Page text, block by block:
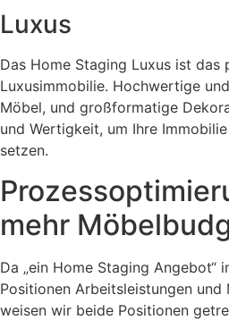
Luxus
Das Home Staging Luxus ist
Luxusimmobilie. Hochwertige
Möbel, und großformatige
und Wertigkeit, um Ihre
setzen.
mehr
Da „ein Home Staging Angebot“
Positionen Arbeitsleistungen und
weisen wir beide Positionen